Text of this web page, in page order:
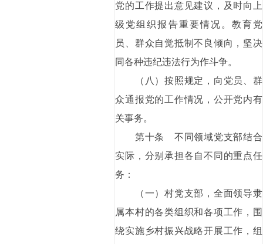
党的工作提出意见建议，及时向上
级党组织报告重要情况。教育党
员、群众自觉抵制不良倾向，坚决
同各种违纪违法行为作斗争。
（八）按照规定，向党员、群
众通报党的工作情况，公开党内有
关事务。
第十条 不同领域党支部结合
实际，分别承担各自不同的重点任
务：
（一）村党支部，全面领导隶
属本村的各类组织和各项工作，围
绕实施乡村振兴战略开展工作，组